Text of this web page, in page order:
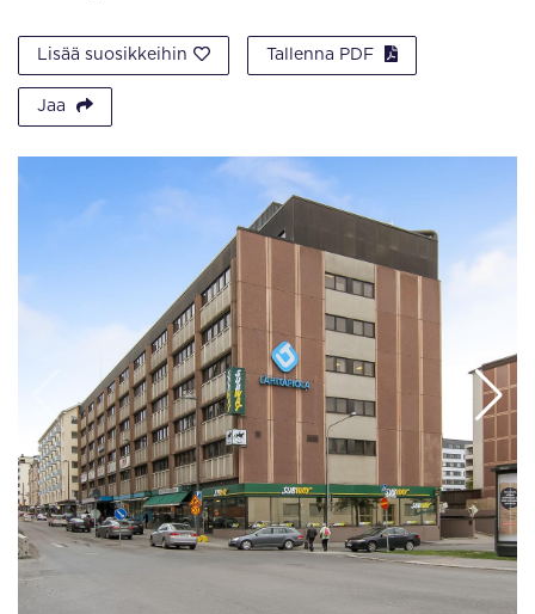
Lisää suosikkeihin Tallenna PDF
Jaa